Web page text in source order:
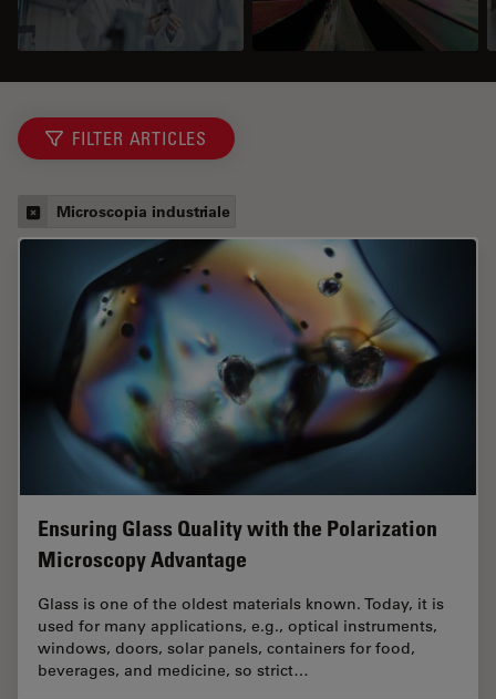
FILTER ARTICLES
Microscopia industriale
Ensuring Glass Quality with the Polarization
Microscopy Advantage
Glass is one of the oldest materials known. Today, it is
used for many applications, e.g., optical instruments,
windows, doors, solar panels, containers for food,
beverages, and medicine, so strict…